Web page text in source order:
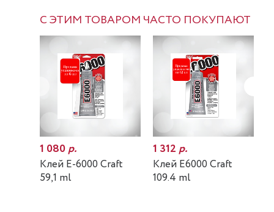
С ЭТИМ ТОВАРОМ ЧАСТО ПОКУПАЮТ
1 080р.
Клей E-6000 Craft
59,1 ml
1 312р.
Клей E6000 Craft
109.4 ml